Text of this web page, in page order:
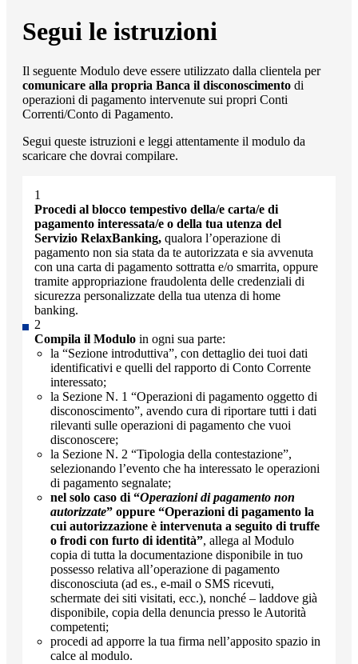
Segui le istruzioni
Il seguente Modulo deve essere utilizzato dalla clientela per
comunicare alla propria Banca il disconoscimento di
operazioni di pagamento intervenute sui propri Conti
Correnti/Conto di Pagamento.
Segui queste istruzioni e leggi attentamente il modulo da
scaricare che dovrai compilare.
Procedi al blocco tempestivo della/e carta/e di
pagamento interessata/e o della tua utenza del
Servizio RelaxBanking, qualora l’operazione di
pagamento non sia stata da te autorizzata e sia avvenuta
con una carta di pagamento sottratta e/o smarrita, oppure
tramite appropriazione fraudolenta delle credenziali di
sicurezza personalizzate della tua utenza di home
banking.
Compila il Modulo in ogni sua parte:
la “Sezione introduttiva”, con dettaglio dei tuoi dati
identificativi e quelli del rapporto di Conto Corrente
interessato;
la Sezione N. 1 “Operazioni di pagamento oggetto di
disconoscimento”, avendo cura di riportare tutti i dati
rilevanti sulle operazioni di pagamento che vuoi
disconoscere;
la Sezione N. 2 “Tipologia della contestazione”,
selezionando l’evento che ha interessato le operazioni
di pagamento segnalate;
nel solo caso di “Operazioni di pagamento non
autorizzate” oppure “Operazioni di pagamento la
cui autorizzazione è intervenuta a seguito di truffe
o frodi con furto di identità”, allega al Modulo
copia di tutta la documentazione disponibile in tuo
possesso relativa all’operazione di pagamento
disconosciuta (ad es., e-mail o SMS ricevuti,
schermate dei siti visitati, ecc.), nonché – laddove già
disponibile, copia della denuncia presso le Autorità
competenti;
procedi ad apporre la tua firma nell’apposito spazio in
calce al modulo.